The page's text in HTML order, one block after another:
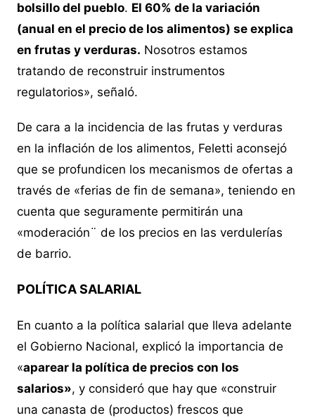
bolsillo del pueblo. El 60% de la variación
(anual en el precio de los alimentos) se explica
en frutas y verduras. Nosotros estamos
tratando de reconstruir instrumentos
regulatorios», señaló.
De cara a la incidencia de las frutas y verduras
en la inflación de los alimentos, Feletti aconsejó
que se profundicen los mecanismos de ofertas a
través de «ferias de fin de semana», teniendo en
cuenta que seguramente permitirán una
«moderación¨ de los precios en las verdulerías
de barrio.
POLÍTICA SALARIAL
En cuanto a la política salarial que lleva adelante
el Gobierno Nacional, explicó la importancia de
«aparear la política de precios con los
salarios», y consideró que hay que «construir
una canasta de (productos) frescos que